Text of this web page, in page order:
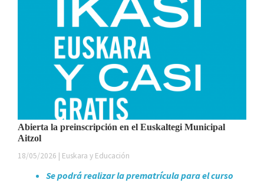
Abierta la preinscripción en el Euskaltegi Municipal
Aitzol
18/05/2026 | Euskara y Educación
Se podrá realizar la prematrícula para el curso